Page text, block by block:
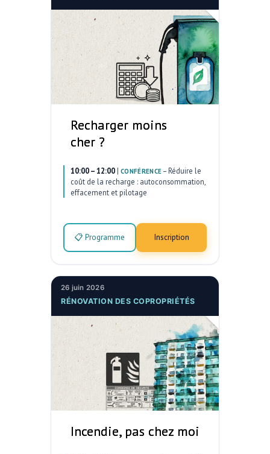
Recharger moins
cher ?
10:00 – 12:00 | CONFÉRENCE – Réduire le
coût de la recharge : autoconsommation,
effacement et pilotage
📋 Programme Inscription
26 juin 2026
RÉNOVATION DES COPROPRIÉTÉS
Incendie, pas chez moi